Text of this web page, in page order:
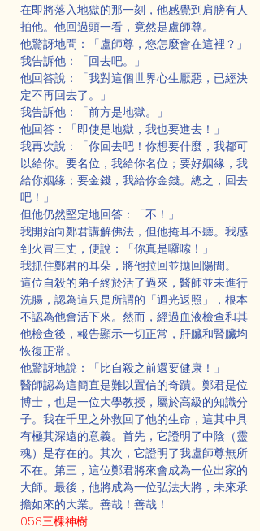
在即將落入地獄的那一刻，他感覺到肩膀有人
拍他。他回過頭一看，竟然是盧師尊。
他驚訝地問：「盧師尊，您怎麼會在這裡？」
我告訴他：「回去吧。」
他回答說：「我對這個世界心生厭惡，已經決
定不再回去了。」
我告訴他：「前方是地獄。」
他回答：「即使是地獄，我也要進去！」
我再次說：「你回去吧！你想要什麼，我都可
以給你。要名位，我給你名位；要好姻緣，我
給你姻緣；要金錢，我給你金錢。總之，回去
吧！」
但他仍然堅定地回答：「不！」
我開始向鄭君講解佛法，但他掩耳不聽。我感
到火冒三丈，便說：「你真是囉嗦！」
我抓住鄭君的耳朵，將他拉回並拋回陽間。
這位自殺的弟子終於活了過來，醫師並未進行
洗腸，認為這只是所謂的「迴光返照」，根本
不認為他會活下來。然而，經過血液檢查和其
他檢查後，報告顯示一切正常，肝臟和腎臟均
恢復正常。
他驚訝地說：「比自殺之前還要健康！」
醫師認為這簡直是難以置信的奇蹟。鄭君是位
博士，也是一位大學教授，屬於高級的知識分
子。我在千里之外救回了他的生命，這其中具
有極其深遠的意義。首先，它證明了中陰（靈
魂）是存在的。其次，它證明了我盧師尊無所
不在。第三，這位鄭君將來會成為一位出家的
大師。最後，他將成為一位弘法大將，未來承
擔如來的大業。善哉！善哉！
058三棵神樹